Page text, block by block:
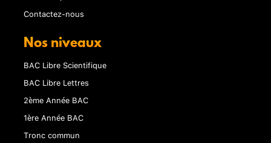
Contactez-nous
Nos niveaux
BAC Libre Scientifique
BAC Libre Lettres
2ème Année BAC
1ère Année BAC
Tronc commun